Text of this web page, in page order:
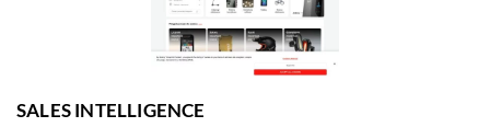
SALES INTELLIGENCE